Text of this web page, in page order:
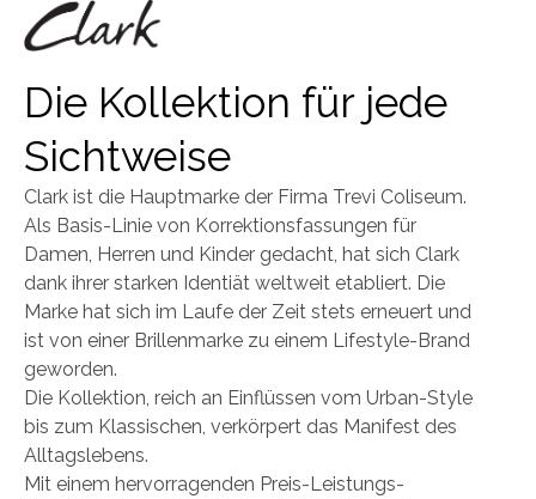
Die Kollektion für jede
Sichtweise
Clark ist die Hauptmarke der Firma Trevi Coliseum.
Als Basis-Linie von Korrektionsfassungen für
Damen, Herren und Kinder gedacht, hat sich Clark
dank ihrer starken Identiät weltweit etabliert. Die
Marke hat sich im Laufe der Zeit stets erneuert und
ist von einer Brillenmarke zu einem Lifestyle-Brand
geworden.
Die Kollektion, reich an Einflüssen vom Urban-Style
bis zum Klassischen, verkörpert das Manifest des
Alltagslebens.
Mit einem hervorragenden Preis-Leistungs-